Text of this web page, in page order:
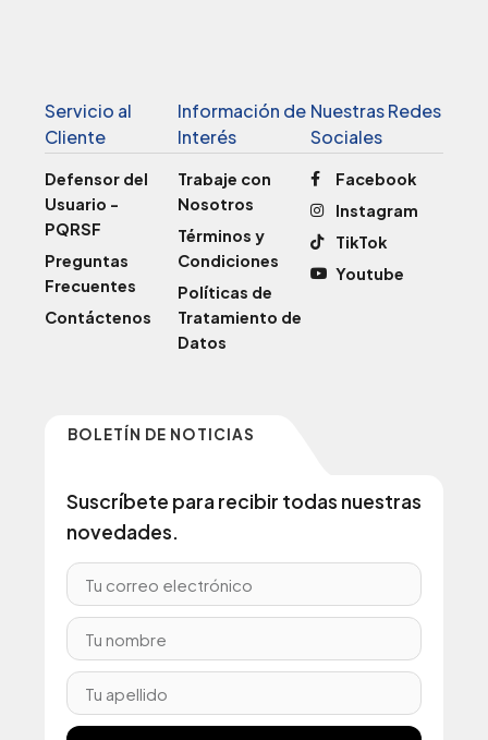
Servicio al
Cliente
Defensor del
Usuario -
PQRSF
Preguntas
Frecuentes
Contáctenos
Información de
Interés
Trabaje con
Nosotros
Términos y
Condiciones
Políticas de
Tratamiento de
Datos
Nuestras Redes
Sociales
Facebook
Instagram
TikTok
Youtube
BOLETÍN DE NOTICIAS
Suscríbete para recibir todas nuestras
novedades.